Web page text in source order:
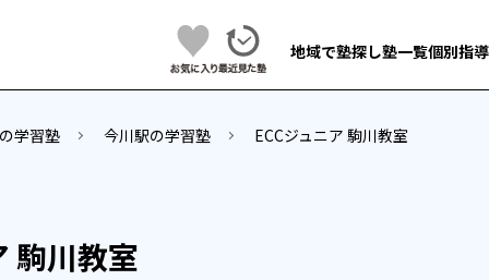
地域で塾探し塾一覧個別指
学習塾 今川駅の学習塾 ECCジュニア 駒川教室
駒川教室